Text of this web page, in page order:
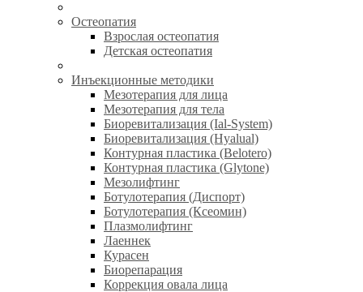
Остеопатия
Взрослая остеопатия
Детская остеопатия
Инъекционные методики
Мезотерапия для лица
Мезотерапия для тела
Биоревитализация (Ial-System)
Биоревитализация (Hyalual)
Контурная пластика (Belotero)
Контурная пластика (Glytone)
Мезолифтинг
Ботулотерапия (Диспорт)
Ботулотерапия (Ксеомин)
Плазмолифтинг
Лаеннек
Курасен
Биорепарация
Коррекция овала лица